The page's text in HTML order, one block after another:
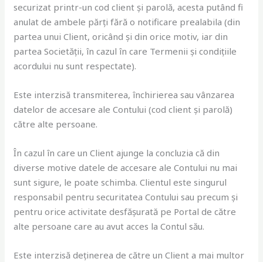
securizat printr-un cod client și parolă, acesta putând fi
anulat de ambele părți fără o notificare prealabila (din
partea unui Client, oricând și din orice motiv, iar din
partea Societății, în cazul în care Termenii și condițiile
acordului nu sunt respectate).
Este interzisă transmiterea, închirierea sau vânzarea
datelor de accesare ale Contului (cod client și parolă)
către alte persoane.
În cazul în care un Client ajunge la concluzia că din
diverse motive datele de accesare ale Contului nu mai
sunt sigure, le poate schimba. Clientul este singurul
responsabil pentru securitatea Contului sau precum și
pentru orice activitate desfășurată pe Portal de către
alte persoane care au avut acces la Contul său.
Este interzisă deținerea de către un Client a mai multor